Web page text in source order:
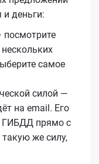
деньги:
посмотрите
самое
силой —
на email. Его
ГИБДД прямо с
же силу,